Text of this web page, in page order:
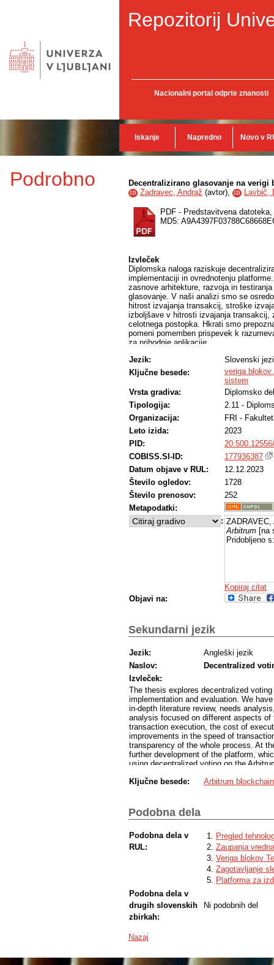
Repozitorij
Nacionalni portal odprte znanosti
Iskanje Napredno Novo v
Podrobno Decentralizirano glasovanje na verigi
ID Zadravec, Andraž (avtor), ID Lavbič,
PDF - Predstavitvena datoteka,
MD5:
Izvleček
Diplomska naloga raziskuje
implementaciji in ovrednotenju
zasnove arhitekture, razvoja in
glasovanje. V naši analizi smo se
hitrost izvajanja transakcij, stroške
izboljšave v hitrosti izvajanja transakcij,
celotnega postopka. Hkrati smo
pomeni pomemben prispevek k
za prihodnje aplikacije.
Jezik:
Slovenski
Ključne besede:
veriga blokov
sistem
Vrsta gradiva:
Diplomsko
Tipologija:
2.11 -
Organizacija:
FRI -
Leto izida:
2023
PID:
COBISS.SI-ID:
177936387
Datum objave v RUL:
12.12.2023
Število ogledov:
1728
Število prenosov:
252
Metapodatki:
:
Arbitrum [na
Pridobljeno
Kopiraj citat
Objavi na:
Sekundarni jezik
Jezik:
Angleški jezik
Naslov:
Decentralized
Izvleček:
The thesis explores decentralized
implementation and evaluation. We
in-depth literature review, needs
analysis focused on different aspects
transaction execution, the cost of
improvements in the speed of
transparency of the whole process. At
further development of the platform,
using decentralized voting on the
Ključne besede:
Arbitrum blockchain
Podobna dela
Podobna dela v
RUL:
Pregled
Zaupanja
Veriga blokov
Zagotavljanje
Platforma za
Podobna dela v
drugih slovenskih
zbirkah:
Ni podobnih del
Nazaj